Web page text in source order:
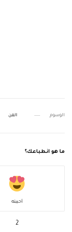
الوسوم الفن
ما هو انطباعك؟
أحببته
2